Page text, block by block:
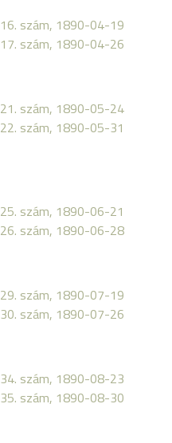
16. szám, 1890-04-19
17. szám, 1890-04-26
21. szám, 1890-05-24
22. szám, 1890-05-31
25. szám, 1890-06-21
26. szám, 1890-06-28
29. szám, 1890-07-19
30. szám, 1890-07-26
34. szám, 1890-08-23
35. szám, 1890-08-30